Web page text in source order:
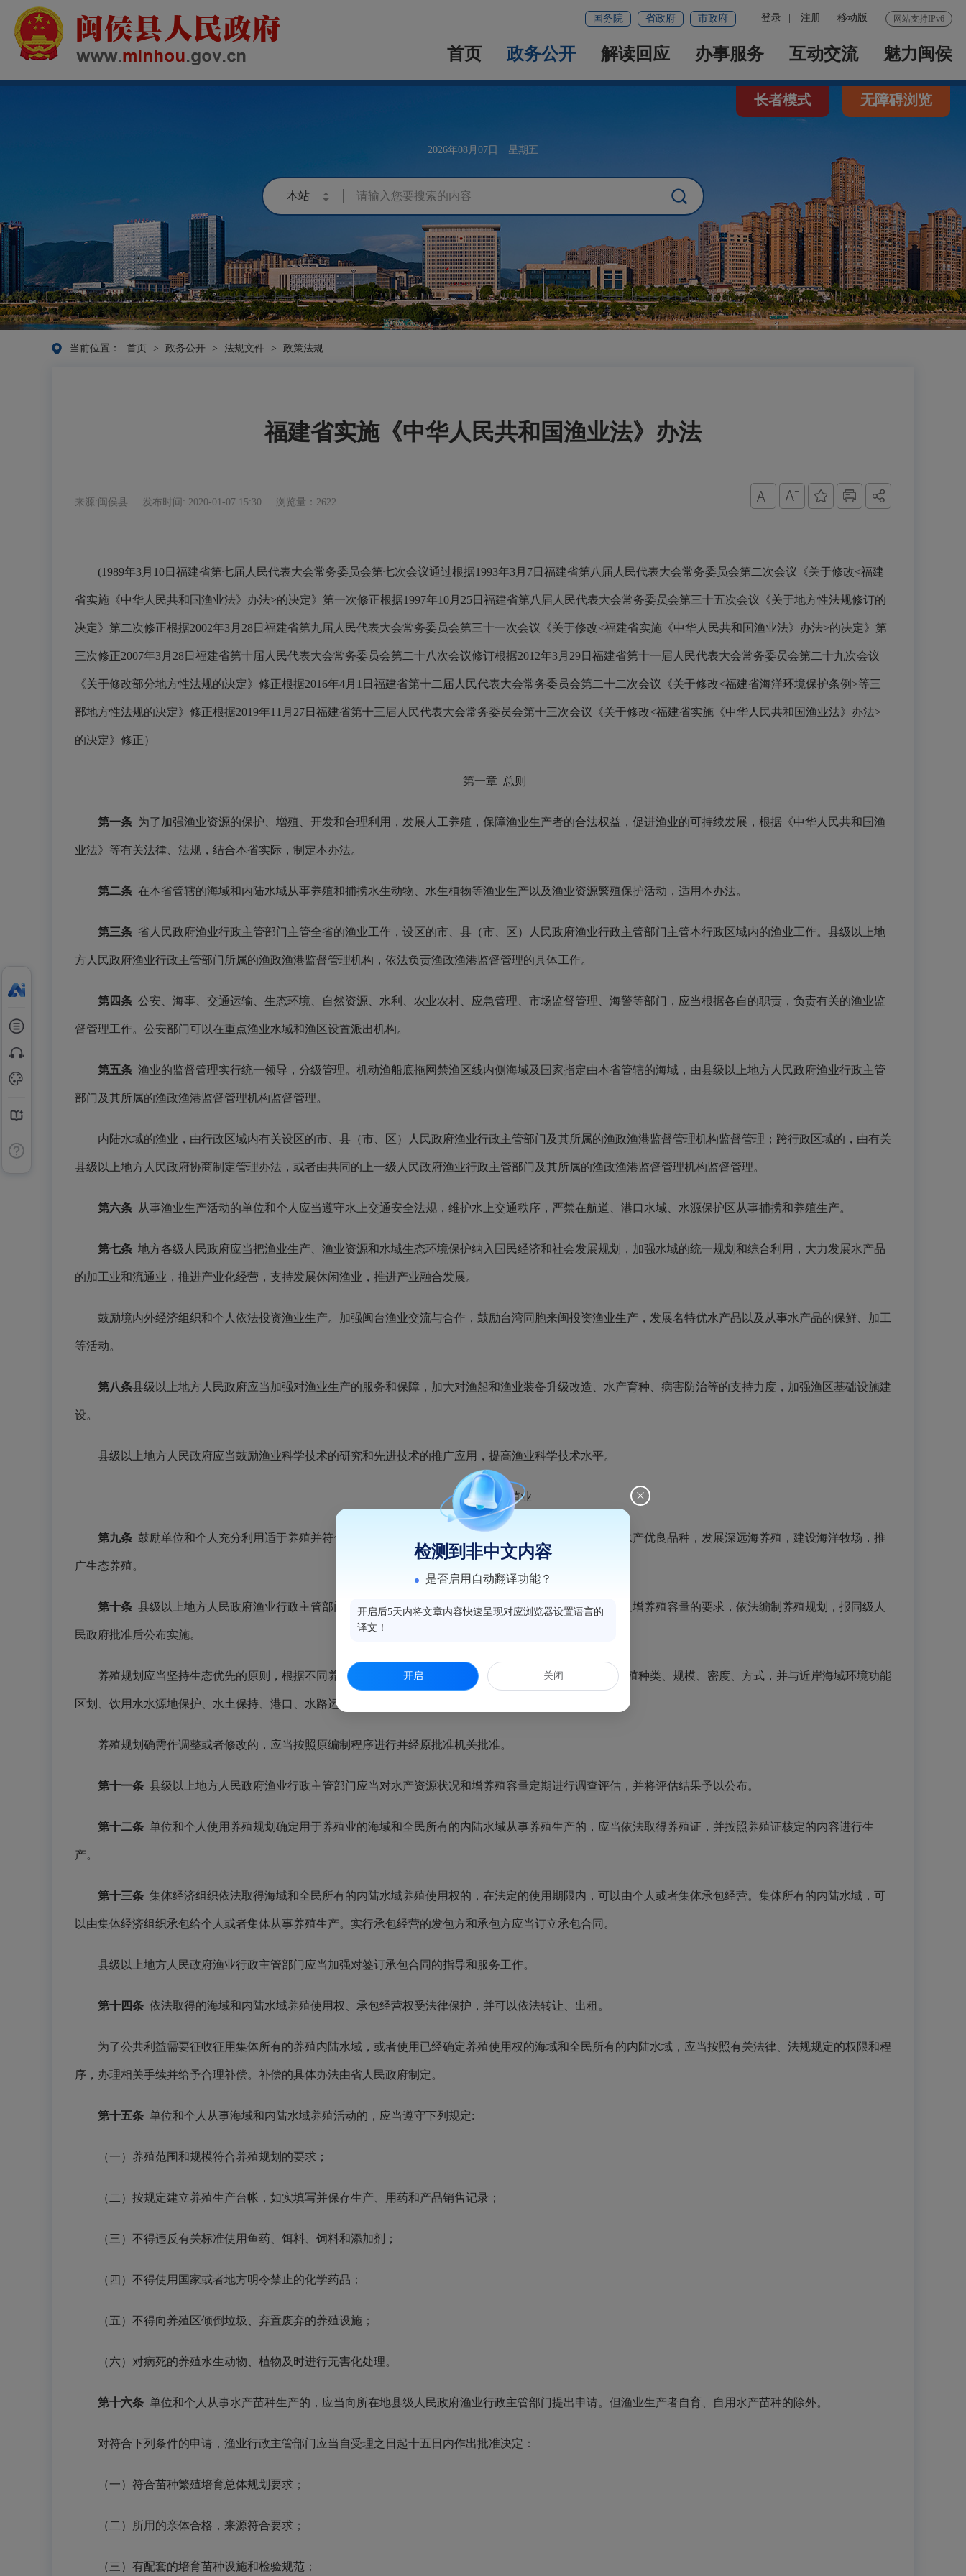
网站支持IPv6
登录 注册 移动版
国务院 省政府 市政府
首页 政务公开 解读回应 办事服务 互动交流 魅力闽侯
2026年08月07日 星期五
长者模式 无障碍浏览
当前位置： 首页 > 政务公开 > 法规文件 > 政策法规
福建省实施《中华人民共和国渔业法》办法
来源:闽侯县 发布时间: 2020-01-07 15:30 浏览量：2622
(1989年3月10日福建省第七届人民代表大会常务委员会第七次会议通过根据1993年3月7日福建省第八届人民代表大会常务委员会第二次会议《关于修改<福建
省实施《中华人民共和国渔业法》办法>的决定》第一次修正根据1997年10月25日福建省第八届人民代表大会常务委员会第三十五次会议《关于地方性法规修订的
决定》第二次修正根据2002年3月28日福建省第九届人民代表大会常务委员会第三十一次会议《关于修改<福建省实施《中华人民共和国渔业法》办法>的决定》第
三次修正2007年3月28日福建省第十届人民代表大会常务委员会第二十八次会议修订根据2012年3月29日福建省第十一届人民代表大会常务委员会第二十九次会议
《关于修改部分地方性法规的决定》修正根据2016年4月1日福建省第十二届人民代表大会常务委员会第二十二次会议《关于修改<福建省海洋环境保护条例>等三
部地方性法规的决定》修正根据2019年11月27日福建省第十三届人民代表大会常务委员会第十三次会议《关于修改<福建省实施《中华人民共和国渔业法》办法>
的决定》修正）
第一章 总则
第一条 为了加强渔业资源的保护、增殖、开发和合理利用，发展人工养殖，保障渔业生产者的合法权益，促进渔业的可持续发展，根据《中华人民共和国渔
业法》等有关法律、法规，结合本省实际，制定本办法。
第二条 在本省管辖的海域和内陆水域从事养殖和捕捞水生动物、水生植物等渔业生产以及渔业资源繁殖保护活动，适用本办法。
第三条 省人民政府渔业行政主管部门主管全省的渔业工作，设区的市、县（市、区）人民政府渔业行政主管部门主管本行政区域内的渔业工作。县级以上地
方人民政府渔业行政主管部门所属的渔政渔港监督管理机构，依法负责渔政渔港监督管理的具体工作。
第四条 公安、海事、交通运输、生态环境、自然资源、水利、农业农村、应急管理、市场监督管理、海警等部门，应当根据各自的职责，负责有关的渔业监
督管理工作。公安部门可以在重点渔业水域和渔区设置派出机构。
第五条 渔业的监督管理实行统一领导，分级管理。机动渔船底拖网禁渔区线内侧海域及国家指定由本省管辖的海域，由县级以上地方人民政府渔业行政主管
部门及其所属的渔政渔港监督管理机构监督管理。
内陆水域的渔业，由行政区域内有关设区的市、县（市、区）人民政府渔业行政主管部门及其所属的渔政渔港监督管理机构监督管理；跨行政区域的，由有关
县级以上地方人民政府协商制定管理办法，或者由共同的上一级人民政府渔业行政主管部门及其所属的渔政渔港监督管理机构监督管理。
第六条 从事渔业生产活动的单位和个人应当遵守水上交通安全法规，维护水上交通秩序，严禁在航道、港口水域、水源保护区从事捕捞和养殖生产。
第七条 地方各级人民政府应当把渔业生产、渔业资源和水域生态环境保护纳入国民经济和社会发展规划，加强水域的统一规划和综合利用，大力发展水产品
的加工业和流通业，推进产业化经营，支持发展休闲渔业，推进产业融合发展。
鼓励境内外经济组织和个人依法投资渔业生产。加强闽台渔业交流与合作，鼓励台湾同胞来闽投资渔业生产，发展名特优水产品以及从事水产品的保鲜、加工
等活动。
第八条县级以上地方人民政府应当加强对渔业生产的服务和保障，加大对渔船和渔业装备升级改造、水产育种、病害防治等的支持力度，加强渔区基础设施建
设。
县级以上地方人民政府应当鼓励渔业科学技术的研究和先进技术的推广应用，提高渔业科学技术水平。
第二章 养殖业
第九条 鼓励单位和个人充分利用适于养殖并符合规划的海域和内陆水域发展养殖业，选育、培育和推广水产优良品种，发展深远海养殖，建设海洋牧场，推
广生态养殖。
第十条 县级以上地方人民政府渔业行政主管部门应当会同有关部门，根据国土空间规划和水产资源状况及增养殖容量的要求，依法编制养殖规划，报同级人
民政府批准后公布实施。
养殖规划应当坚持生态优先的原则，根据不同养殖区域的生态环境状况和自然承载能力，科学合理确定养殖种类、规模、密度、方式，并与近岸海域环境功能
区划、饮用水水源地保护、水土保持、港口、水路运输及防洪等规划相衔接。
养殖规划确需作调整或者修改的，应当按照原编制程序进行并经原批准机关批准。
第十一条 县级以上地方人民政府渔业行政主管部门应当对水产资源状况和增养殖容量定期进行调查评估，并将评估结果予以公布。
第十二条 单位和个人使用养殖规划确定用于养殖业的海域和全民所有的内陆水域从事养殖生产的，应当依法取得养殖证，并按照养殖证核定的内容进行生
产。
第十三条 集体经济组织依法取得海域和全民所有的内陆水域养殖使用权的，在法定的使用期限内，可以由个人或者集体承包经营。集体所有的内陆水域，可
以由集体经济组织承包给个人或者集体从事养殖生产。实行承包经营的发包方和承包方应当订立承包合同。
县级以上地方人民政府渔业行政主管部门应当加强对签订承包合同的指导和服务工作。
第十四条 依法取得的海域和内陆水域养殖使用权、承包经营权受法律保护，并可以依法转让、出租。
为了公共利益需要征收征用集体所有的养殖内陆水域，或者使用已经确定养殖使用权的海域和全民所有的内陆水域，应当按照有关法律、法规规定的权限和程
序，办理相关手续并给予合理补偿。补偿的具体办法由省人民政府制定。
第十五条 单位和个人从事海域和内陆水域养殖活动的，应当遵守下列规定:
（一）养殖范围和规模符合养殖规划的要求；
（二）按规定建立养殖生产台帐，如实填写并保存生产、用药和产品销售记录；
（三）不得违反有关标准使用鱼药、饵料、饲料和添加剂；
（四）不得使用国家或者地方明令禁止的化学药品；
（五）不得向养殖区倾倒垃圾、弃置废弃的养殖设施；
（六）对病死的养殖水生动物、植物及时进行无害化处理。
第十六条 单位和个人从事水产苗种生产的，应当向所在地县级人民政府渔业行政主管部门提出申请。但渔业生产者自育、自用水产苗种的除外。
对符合下列条件的申请，渔业行政主管部门应当自受理之日起十五日内作出批准决定：
（一）符合苗种繁殖培育总体规划要求；
（二）所用的亲体合格，来源符合要求；
（三）有配套的培育苗种设施和检验规范；
检测到非中文内容
是否启用自动翻译功能？
开启后5天内将文章内容快速呈现对应浏览器设置语言的
译文！
开启 关闭